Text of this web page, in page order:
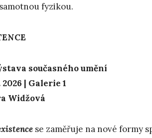
fyzikou.
současného umění
2026 | Galerie 1
Widžová
se zaměřuje na nové formy